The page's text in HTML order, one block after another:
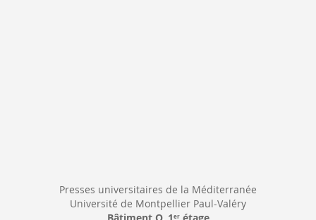
Presses universitaires de la Méditerranée
Université de Montpellier Paul-Valéry
Bâtiment O, 1 erétage